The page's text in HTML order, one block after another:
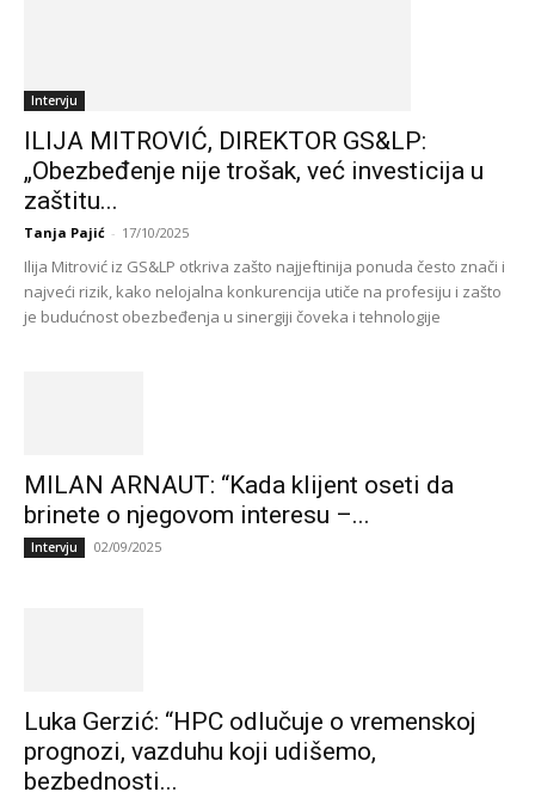
Intervju
ILIJA MITROVIĆ, DIREKTOR GS&LP:
„Obezbeđenje nije trošak, već investicija u
zaštitu...
Tanja Pajić - 17/10/2025
Ilija Mitrović iz GS&LP otkriva zašto najjeftinija ponuda često znači i
najveći rizik, kako nelojalna konkurencija utiče na profesiju i zašto
je budućnost obezbeđenja u sinergiji čoveka i tehnologije
MILAN ARNAUT: “Kada klijent oseti da
brinete o njegovom interesu –...
Intervju 02/09/2025
Luka Gerzić: “HPC odlučuje o vremenskoj
prognozi, vazduhu koji udišemo,
bezbednosti...